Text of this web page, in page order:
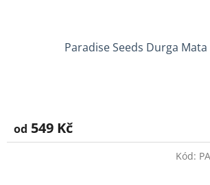
Paradise Seeds Durga Mata
je
5,0
od 549 Kč
Kód: